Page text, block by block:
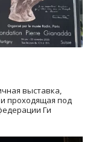
выставка,
проходящая под
Ги